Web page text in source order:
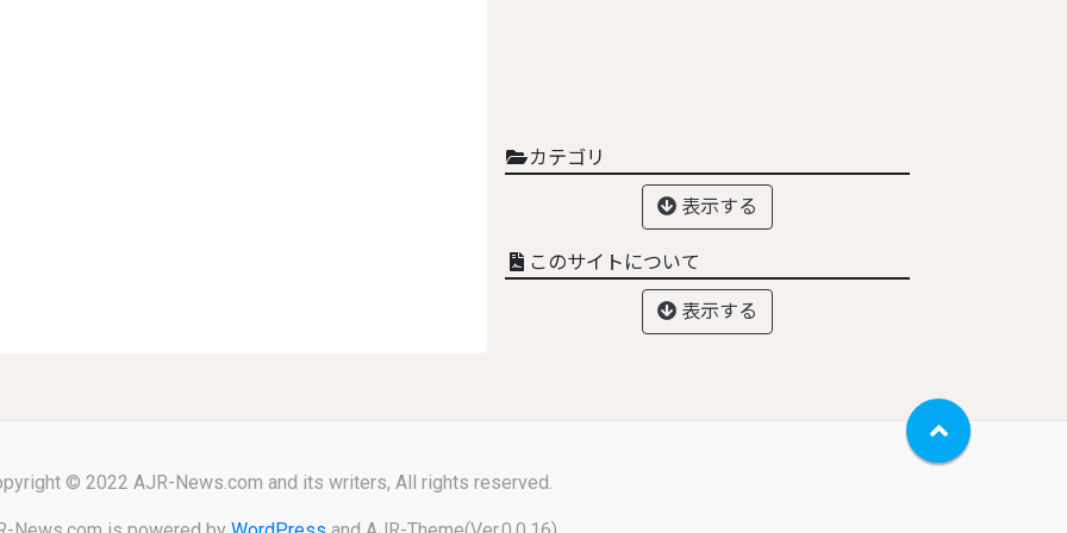
カテゴリ
表示する
このサイトについて
表示する
© 2022 AJR-News.com and its writers, All rights reserved.